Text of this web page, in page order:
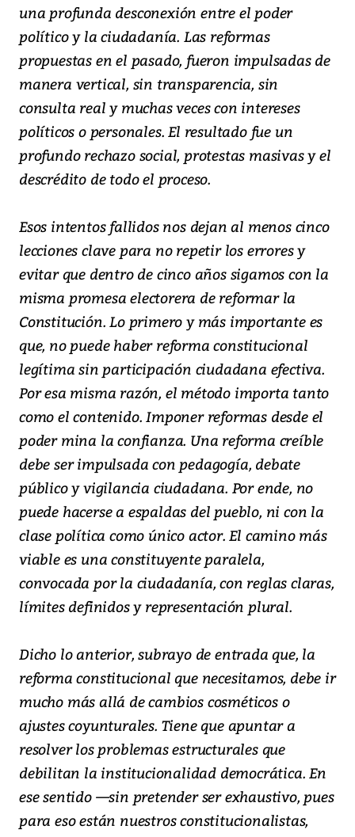
una profunda desconexión entre el poder
político y la ciudadanía. Las reformas
propuestas en el pasado, fueron impulsadas de
manera vertical, sin transparencia, sin
consulta real y muchas veces con intereses
políticos o personales. El resultado fue un
profundo rechazo social, protestas masivas y el
descrédito de todo el proceso.
Esos intentos fallidos nos dejan al menos cinco
lecciones clave para no repetir los errores y
evitar que dentro de cinco años sigamos con la
misma promesa electorera de reformar la
Constitución. Lo primero y más importante es
que, no puede haber reforma constitucional
legítima sin participación ciudadana efectiva.
Por esa misma razón, el método importa tanto
como el contenido. Imponer reformas desde el
poder mina la confianza. Una reforma creíble
debe ser impulsada con pedagogía, debate
público y vigilancia ciudadana. Por ende, no
puede hacerse a espaldas del pueblo, ni con la
clase política como único actor. El camino más
viable es una constituyente paralela,
convocada por la ciudadanía, con reglas claras,
límites definidos y representación plural.
Dicho lo anterior, subrayo de entrada que, la
reforma constitucional que necesitamos, debe ir
mucho más allá de cambios cosméticos o
ajustes coyunturales. Tiene que apuntar a
resolver los problemas estructurales que
debilitan la institucionalidad democrática. En
ese sentido —sin pretender ser exhaustivo, pues
para eso están nuestros constitucionalistas,